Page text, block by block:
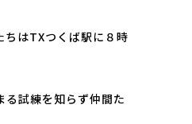
ちはTXつくば駅に８時
る試練を知らず仲間た